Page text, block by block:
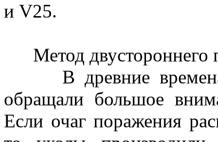
и V25.
Метод двустороннего
В древние времена
обращали большое
Если очаг поражения